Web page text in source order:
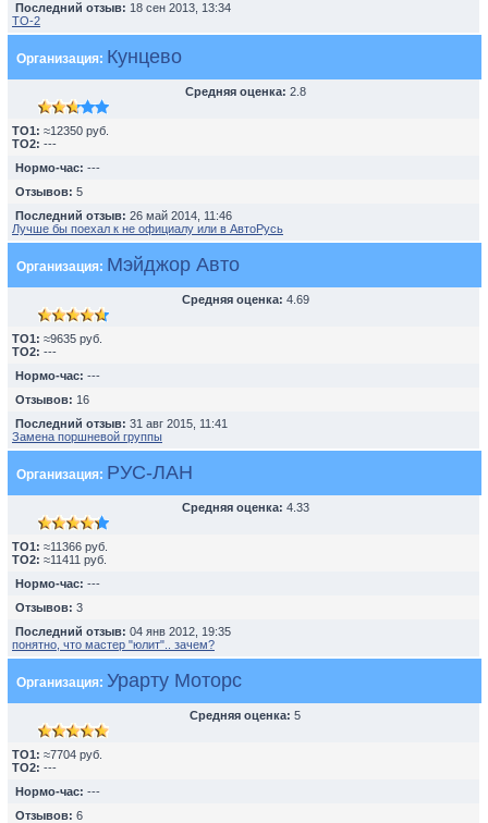
Последний отзыв: 18 сен 2013, 13:34
TO-2
Организация: Кунцево
Средняя оценка: 2.8
TO1: ≈12350 руб.
TO2: ---
Нормо-час: ---
Отзывов: 5
Последний отзыв: 26 май 2014, 11:46
Лучше бы поехал к не официалу или в АвтоРусь
Организация: Мэйджор Авто
Средняя оценка: 4.69
TO1: ≈9635 руб.
TO2: ---
Нормо-час: ---
Отзывов: 16
Последний отзыв: 31 авг 2015, 11:41
Замена поршневой группы
Организация: РУС-ЛАН
Средняя оценка: 4.33
TO1: ≈11366 руб.
TO2: ≈11411 руб.
Нормо-час: ---
Отзывов: 3
Последний отзыв: 04 янв 2012, 19:35
понятно, что мастер "юлит".. зачем?
Организация: Урарту Моторс
Средняя оценка: 5
TO1: ≈7704 руб.
TO2: ---
Нормо-час: ---
Отзывов: 6